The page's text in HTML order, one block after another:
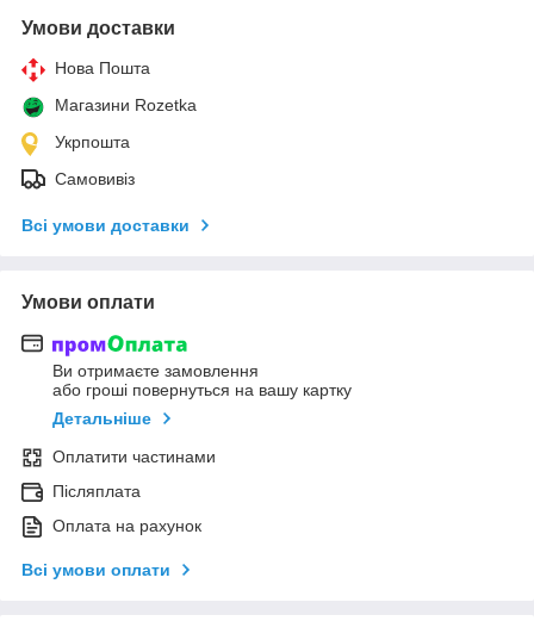
Умови доставки
Нова Пошта
Магазини Rozetka
Укрпошта
Самовивіз
Всі умови доставки
Умови оплати
Ви отримаєте замовлення
або гроші повернуться на вашу картку
Детальніше
Оплатити частинами
Післяплата
Оплата на рахунок
Всі умови оплати